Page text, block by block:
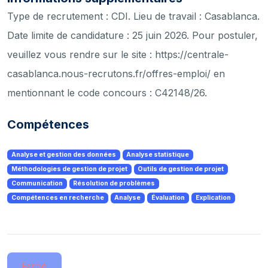
Type de recrutement : CDI. Lieu de travail : Casablanca.
Date limite de candidature : 25 juin 2026. Pour postuler,
veuillez vous rendre sur le site : https://centrale-
casablanca.nous-recrutons.fr/offres-emploi/ en
mentionnant le code concours : C42148/26.
Compétences
Analyse et gestion des données
Analyse statistique
Méthodologies de gestion de projet
Outils de gestion de projet
Communication
Résolution de problèmes
Compétences en recherche
Analyse Évaluation Explication
Fermé